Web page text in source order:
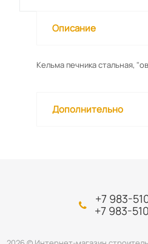
Описание
Кельма печника стальная,
Дополнительно
+7 983-
+7 983-